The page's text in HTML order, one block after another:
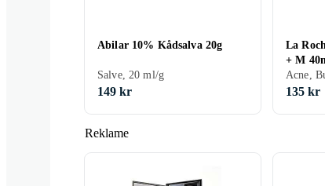
Reklame
Abilar 10% Kådsalva 20g
Salve, 20 ml/g
149 kr
La
+ M
Acne,
135 kr